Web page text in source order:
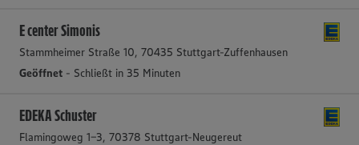
E center Simonis
Stammheimer Straße 10, 70435 Stuttgart-Zuffenhausen
Geöffnet - Schließt in 35 Minuten
EDEKA Schuster
Flamingoweg 1-3, 70378 Stuttgart-Neugereut